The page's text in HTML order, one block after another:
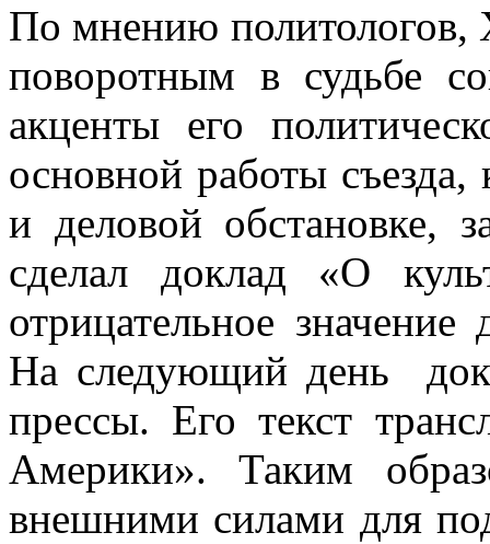
По мнению
поворотным в судьбе
акценты его
основной работы
и деловой обстановке,
сделал доклад «О
отрицательное
На следующий день
прессы. Его текст
Америки». Таким
внешними силами для